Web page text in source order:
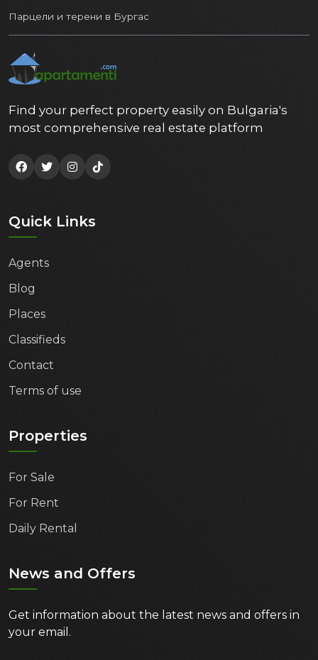
Парцели и терени в Бургас
Find your perfect property easily on Bulgaria's
most comprehensive real estate platform
Quick Links
Agents
Blog
Places
Classifieds
Contact
Terms of use
Properties
For Sale
For Rent
Daily Rental
News and Offers
Get information about the latest news and offers in
your email.